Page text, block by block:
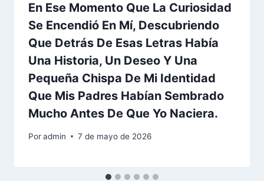
En Ese Momento Que La Curiosidad
Se Encendió En Mí, Descubriendo
Que Detrás De Esas Letras Había
Una Historia, Un Deseo Y Una
Pequeña Chispa De Mi Identidad
Que Mis Padres Habían Sembrado
Mucho Antes De Que Yo Naciera.
Poradmin 7 de mayo de 2026